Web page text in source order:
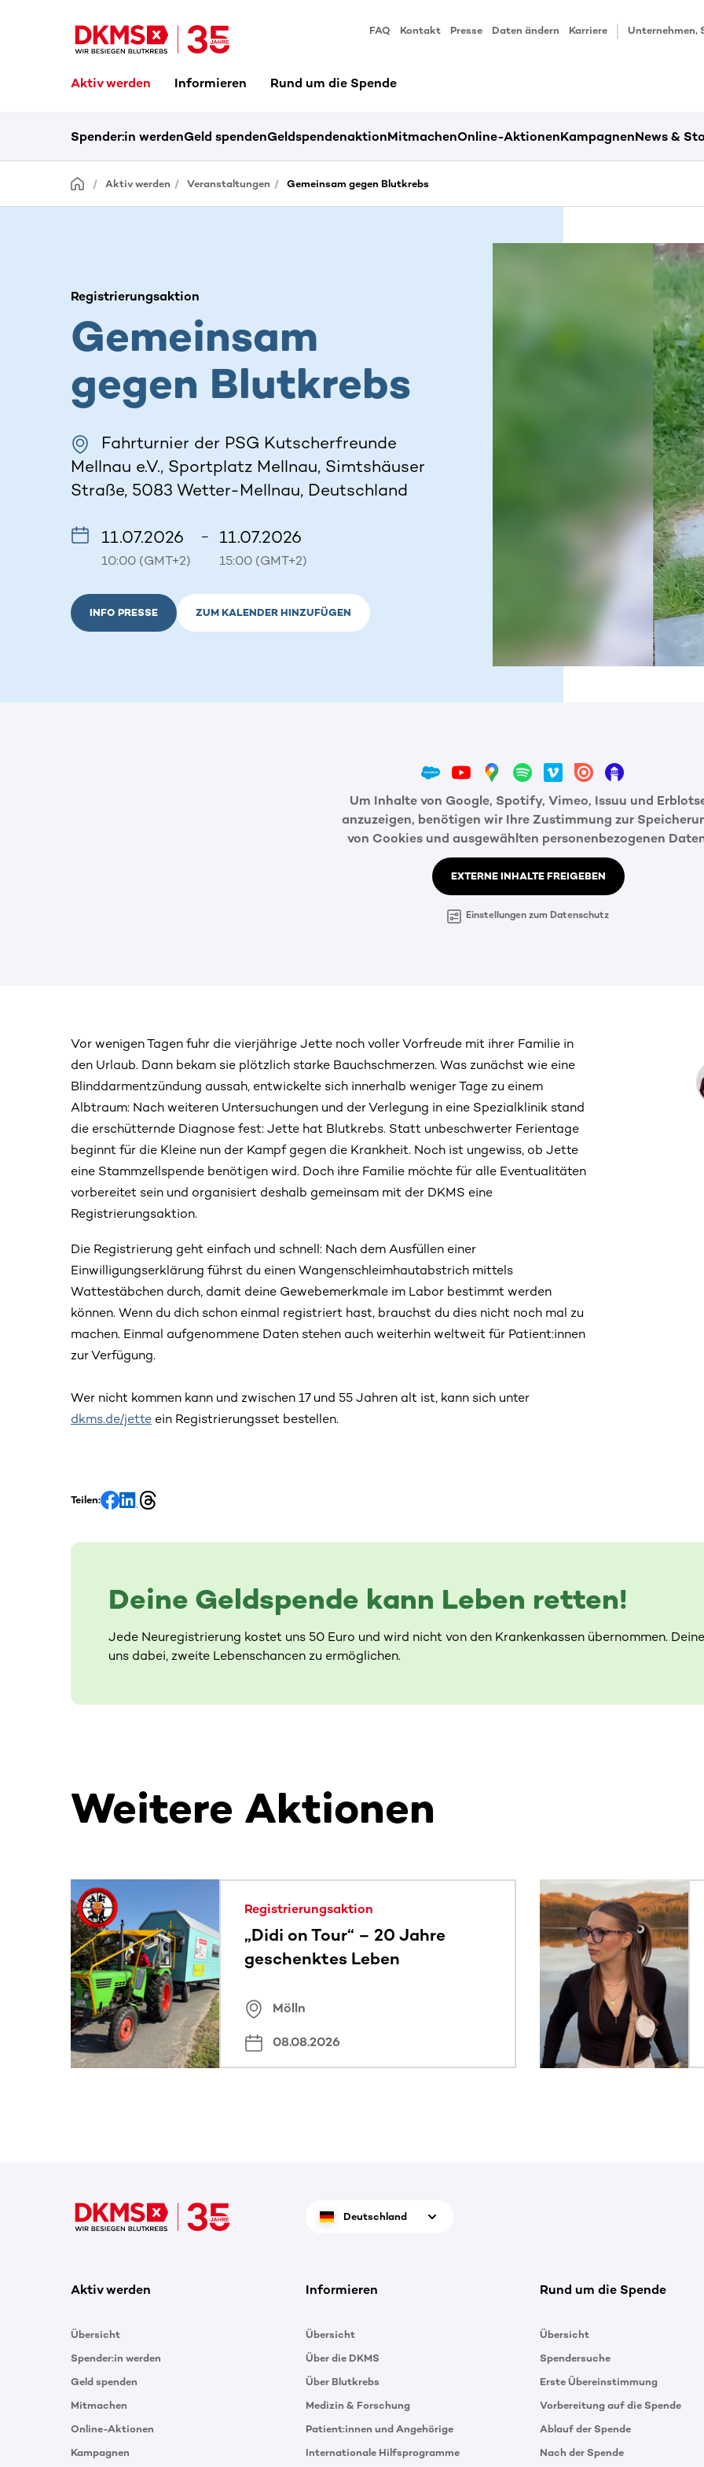
FAQ Kontakt Presse Daten ändern Karriere Unternehmen,
Aktiv werden Informieren Rund um die Spende
Spender:in werdenGeld spendenGeldspendenaktionMitmachenOnline-AktionenKampagnenNews &
Aktiv werden Veranstaltungen Gemeinsam gegen Blutkrebs
Registrierungsaktion
Gemeinsam
gegen Blutkrebs
Fahrturnier der PSG Kutscherfreunde
Mellnau e.V., Sportplatz Mellnau, Simtshäuser
Straße, 5083 Wetter-Mellnau, Deutschland
11.07.2026
10:00 (GMT+2)
– 11.07.2026
15:00 (GMT+2)
INFO PRESSE ZUM KALENDER HINZUFÜGEN
Um Inhalte von Google, Spotify, Vimeo, Issuu und
anzuzeigen, benötigen wir Ihre Zustimmung zur
von Cookies und ausgewählten personenbezogenen
EXTERNE INHALTE FREIGEBEN
Einstellungen zum Datenschutz
Vor wenigen Tagen fuhr die vierjährige Jette noch voller Vorfreude mit ihrer Familie in
den Urlaub. Dann bekam sie plötzlich starke Bauchschmerzen. Was zunächst wie eine
Blinddarmentzündung aussah, entwickelte sich innerhalb weniger Tage zu einem
Albtraum: Nach weiteren Untersuchungen und der Verlegung in eine Spezialklinik stand
die erschütternde Diagnose fest: Jette hat Blutkrebs. Statt unbeschwerter Ferientage
beginnt für die Kleine nun der Kampf gegen die Krankheit. Noch ist ungewiss, ob Jette
eine Stammzellspende benötigen wird. Doch ihre Familie möchte für alle Eventualitäten
vorbereitet sein und organisiert deshalb gemeinsam mit der DKMS eine
Registrierungsaktion.
Die Registrierung geht einfach und schnell: Nach dem Ausfüllen einer
Einwilligungserklärung führst du einen Wangenschleimhautabstrich mittels
Wattestäbchen durch, damit deine Gewebemerkmale im Labor bestimmt werden
können. Wenn du dich schon einmal registriert hast, brauchst du dies nicht noch mal zu
machen. Einmal aufgenommene Daten stehen auch weiterhin weltweit für Patient:innen
zur Verfügung.
Wer nicht kommen kann und zwischen 17 und 55 Jahren alt ist, kann sich unter
dkms.de/jette ein Registrierungsset bestellen.
Teilen:
Deine Geldspende kann Leben retten!
Jede Neuregistrierung kostet uns 50 Euro und wird nicht von den Krankenkassen übernommen.
uns dabei, zweite Lebenschancen zu ermöglichen.
Weitere Aktionen
Dieser Bereich enthält horizontal scrollbare Inhalte. Nutze die Tab-Taste oder wische, um weitere Inhalte zu
Registrierungsaktion
„Didi on Tour“ – 20 Jahre
geschenktes Leben
Mölln
08.08.2026
Deutschland
Aktiv werden
Übersicht
Spender:in werden
Geld spenden
Mitmachen
Online-Aktionen
Kampagnen
Informieren
Übersicht
Über die DKMS
Über Blutkrebs
Medizin & Forschung
Patient:innen und Angehörige
Internationale Hilfsprogramme
Rund um die Spende
Übersicht
Spendersuche
Erste Übereinstimmung
Vorbereitung auf die Spende
Ablauf der Spende
Nach der Spende